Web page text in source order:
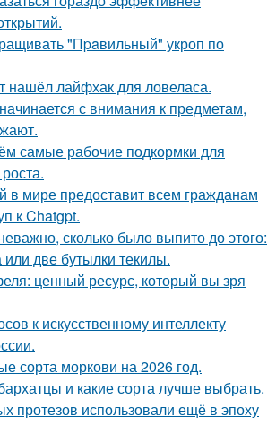
"Пpaвильный" укроп по
нашёл лайфхак для ловеласа.
с внимания к предметам,
самые рабочие подкормки для
в мире предоставит всем гражданам
к Chatgpt.
сколько было выпито до этого:
две бутылки текилы.
ценный ресурс, который вы зря
к искусственному интеллекту
сорта моркови на 2026 год.
и какие сорта лучше выбрать.
протезов использовали ещё в эпоху